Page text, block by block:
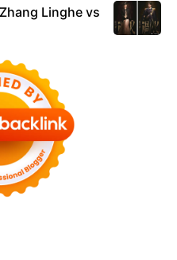
Linghe vs